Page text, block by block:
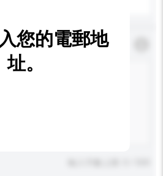
*必須填寫
您的電郵地
址。